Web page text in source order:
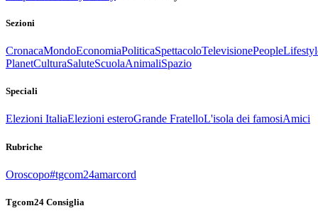
Sezioni
CronacaMondoEconomiaPoliticaSpettacoloTelevisionePeople
PlanetCulturaSaluteScuolaAnimaliSpazio
Speciali
Elezioni ItaliaElezioni esteroGrande FratelloL'isola dei famosiAmici
Rubriche
Oroscopo#tgcom24amarcord
Tgcom24 Consiglia